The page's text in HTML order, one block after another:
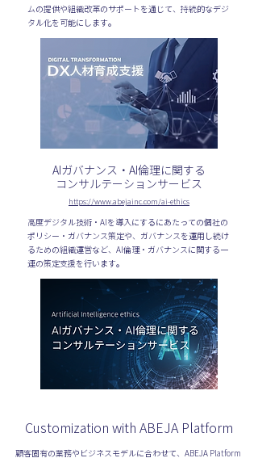
ムの提供や組織改革のサポートを通じて、持続的なデジ
タル化を可能にします。
AIガバナンス・AI倫理に関する
コンサルテーションサービス
https://www.abejainc.com/ai-ethics
高度デジタル技術・AIを導入にするにあたっての個社の
ポリシー・ガバナンス策定や、ガバナンスを運用し続け
るための組織運営など、AI倫理・ガバナンスに関する一
連の策定支援を行います。
Customization with ABEJA Platform
顧客固有の業務やビジネスモデルに合わせて、ABEJA Platform